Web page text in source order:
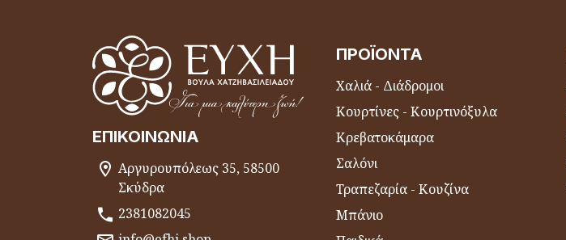
ΕΠΙΚΟΙΝΩΝΊΑ
Αργυρουπόλεως 35, 58500
Σκύδρα
2381082045
ΠΡΟΪΌΝΤΑ
Χαλιά - Διάδρομοι
Κουρτίνες - Κουρτινόξυλα
Κρεβατοκάμαρα
Σαλόνι
Τραπεζαρία - Κουζίνα
Μπάνιο